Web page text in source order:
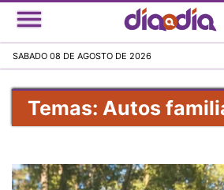
Pasar
al
principal
SABADO 08 DE AGOSTO DE 2026
Temas: Autos